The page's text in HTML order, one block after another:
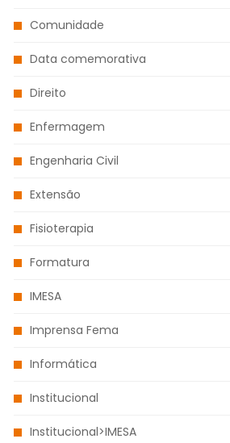
Comunidade
Data comemorativa
Direito
Enfermagem
Engenharia Civil
Extensão
Fisioterapia
Formatura
IMESA
Imprensa Fema
Informática
Institucional
Institucional>IMESA